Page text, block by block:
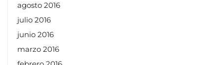
agosto 2016
julio 2016
junio 2016
marzo 2016